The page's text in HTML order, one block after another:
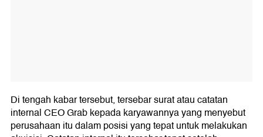
Di tengah kabar tersebut, tersebar surat atau catatan
internal CEO Grab kepada karyawannya yang menyebut
perusahaan itu dalam posisi yang tepat untuk melakukan